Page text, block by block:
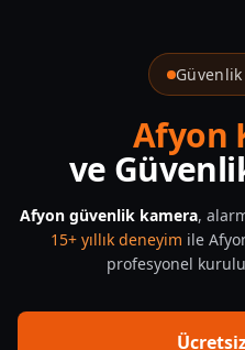
Afyon
ve
Afyon güvenlik kamera,
15+ yıllık deneyim ile
profesyonel